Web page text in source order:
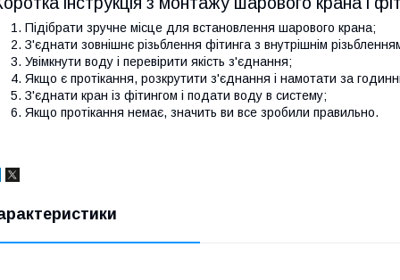
Підібрати зручне місце для встановлення шарового крана;
З'єднати зовнішнє різьблення фітинга з внутрішнім
Увімкнути воду і перевірити якість з'єднання;
Якщо є протікання, розкрутити з'єднання і намотати за
З'єднати кран із фітингом і подати воду в систему;
Якщо протікання немає, значить ви все зробили правильно.